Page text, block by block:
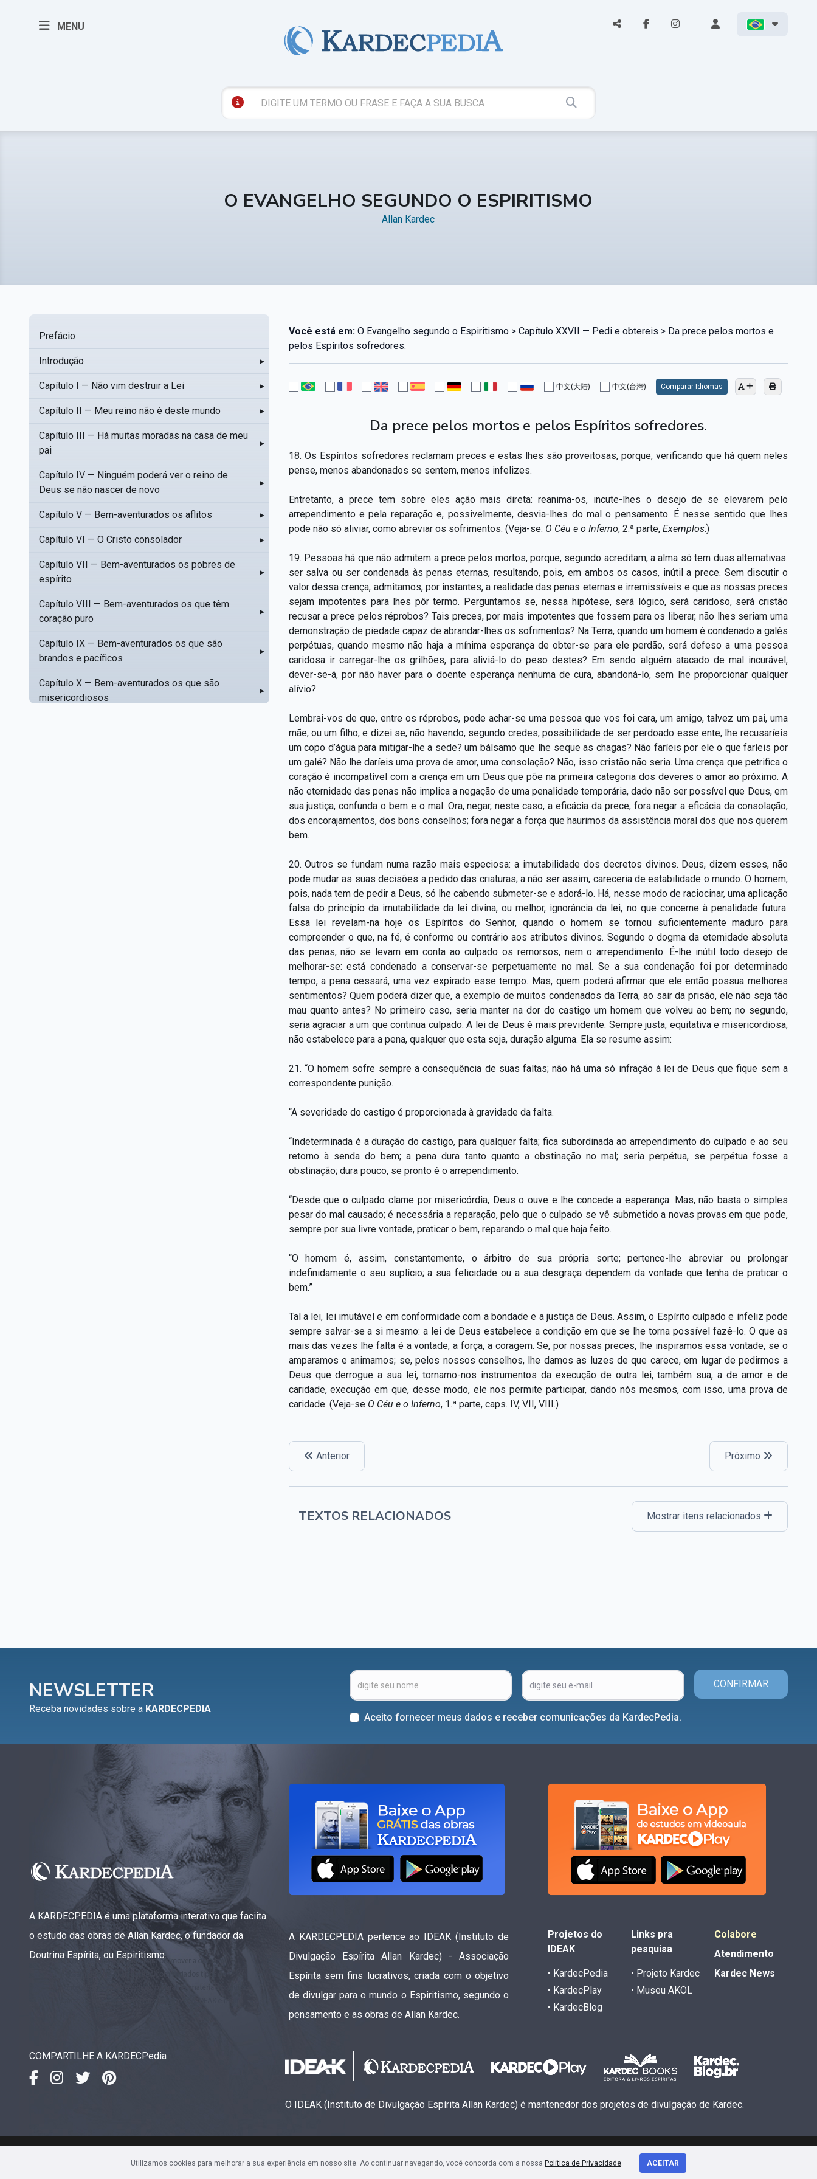
MENU
O EVANGELHO SEGUNDO O ESPIRITISMO
Allan Kardec
Prefácio
Introdução ▸
Capítulo I — Não vim destruir a Lei ▸
Capítulo II — Meu reino não é deste mundo ▸
Capítulo III — Há muitas moradas na casa de meu
pai
▸
Capítulo IV — Ninguém poderá ver o reino de
Deus se não nascer de novo
▸
Capítulo V — Bem-aventurados os aflitos ▸
Capítulo VI — O Cristo consolador ▸
Capítulo VII — Bem-aventurados os pobres de
espírito
▸
Capítulo VIII — Bem-aventurados os que têm
coração puro
▸
Capítulo IX — Bem-aventurados os que são
brandos e pacíficos
▸
Capítulo X — Bem-aventurados os que são
misericordiosos
▸
Você está em:O Evangelho segundo o Espiritismo > Capítulo XXVII — Pedi e obtereis > Da prece pelos mortos e
pelos Espíritos sofredores.
中文(大陆) 中文(台灣) Comparar Idiomas
Da prece pelos mortos e pelos Espíritos sofredores.
18. Os Espíritos sofredores reclamam preces e estas lhes são proveitosas, porque, verificando que há quem neles
pense, menos abandonados se sentem, menos infelizes.
Entretanto, a prece tem sobre eles ação mais direta: reanima-os, incute-lhes o desejo de se elevarem pelo
arrependimento e pela reparação e, possivelmente, desvia-lhes do mal o pensamento. É nesse sentido que lhes
pode não só aliviar, como abreviar os sofrimentos. (Veja-se: O Céu e o Inferno, 2.ª parte, Exemplos.)
19. Pessoas há que não admitem a prece pelos mortos, porque, segundo acreditam, a alma só tem duas alternativas:
ser salva ou ser condenada às penas eternas, resultando, pois, em ambos os casos, inútil a prece. Sem discutir o
valor dessa crença, admitamos, por instantes, a realidade das penas eternas e irremissíveis e que as nossas preces
sejam impotentes para lhes pôr termo. Perguntamos se, nessa hipótese, será lógico, será caridoso, será cristão
recusar a prece pelos réprobos? Tais preces, por mais impotentes que fossem para os liberar, não lhes seriam uma
demonstração de piedade capaz de abrandar-lhes os sofrimentos? Na Terra, quando um homem é condenado a galés
perpétuas, quando mesmo não haja a mínima esperança de obter-se para ele perdão, será defeso a uma pessoa
caridosa ir carregar-lhe os grilhões, para aliviá-lo do peso destes? Em sendo alguém atacado de mal incurável,
dever-se-á, por não haver para o doente esperança nenhuma de cura, abandoná-lo, sem lhe proporcionar qualquer
alívio?
Lembrai-vos de que, entre os réprobos, pode achar-se uma pessoa que vos foi cara, um amigo, talvez um pai, uma
mãe, ou um filho, e dizei se, não havendo, segundo credes, possibilidade de ser perdoado esse ente, lhe recusaríeis
um copo d’água para mitigar-lhe a sede? um bálsamo que lhe seque as chagas? Não faríeis por ele o que faríeis por
um galé? Não lhe daríeis uma prova de amor, uma consolação? Não, isso cristão não seria. Uma crença que petrifica o
coração é incompatível com a crença em um Deus que põe na primeira categoria dos deveres o amor ao próximo. A
não eternidade das penas não implica a negação de uma penalidade temporária, dado não ser possível que Deus, em
sua justiça, confunda o bem e o mal. Ora, negar, neste caso, a eficácia da prece, fora negar a eficácia da consolação,
dos encorajamentos, dos bons conselhos; fora negar a força que haurimos da assistência moral dos que nos querem
bem.
20. Outros se fundam numa razão mais especiosa: a imutabilidade dos decretos divinos. Deus, dizem esses, não
pode mudar as suas decisões a pedido das criaturas; a não ser assim, careceria de estabilidade o mundo. O homem,
pois, nada tem de pedir a Deus, só lhe cabendo submeter-se e adorá-lo. Há, nesse modo de raciocinar, uma aplicação
falsa do princípio da imutabilidade da lei divina, ou melhor, ignorância da lei, no que concerne à penalidade futura.
Essa lei revelam-na hoje os Espíritos do Senhor, quando o homem se tornou suficientemente maduro para
compreender o que, na fé, é conforme ou contrário aos atributos divinos. Segundo o dogma da eternidade absoluta
das penas, não se levam em conta ao culpado os remorsos, nem o arrependimento. É-lhe inútil todo desejo de
melhorar-se: está condenado a conservar-se perpetuamente no mal. Se a sua condenação foi por determinado
tempo, a pena cessará, uma vez expirado esse tempo. Mas, quem poderá afirmar que ele então possua melhores
sentimentos? Quem poderá dizer que, a exemplo de muitos condenados da Terra, ao sair da prisão, ele não seja tão
mau quanto antes? No primeiro caso, seria manter na dor do castigo um homem que volveu ao bem; no segundo,
seria agraciar a um que continua culpado. A lei de Deus é mais previdente. Sempre justa, equitativa e misericordiosa,
não estabelece para a pena, qualquer que esta seja, duração alguma. Ela se resume assim:
21. “O homem sofre sempre a consequência de suas faltas; não há uma só infração à lei de Deus que fique sem a
correspondente punição.
“A severidade do castigo é proporcionada à gravidade da falta.
“Indeterminada é a duração do castigo, para qualquer falta; fica subordinada ao arrependimento do culpado e ao seu
retorno à senda do bem; a pena dura tanto quanto a obstinação no mal; seria perpétua, se perpétua fosse a
obstinação; dura pouco, se pronto é o arrependimento.
“Desde que o culpado clame por misericórdia, Deus o ouve e lhe concede a esperança. Mas, não basta o simples
pesar do mal causado; é necessária a reparação, pelo que o culpado se vê submetido a novas provas em que pode,
sempre por sua livre vontade, praticar o bem, reparando o mal que haja feito.
“O homem é, assim, constantemente, o árbitro de sua própria sorte; pertence-lhe abreviar ou prolongar
indefinidamente o seu suplício; a sua felicidade ou a sua desgraça dependem da vontade que tenha de praticar o
bem.”
Tal a lei, lei imutável e em conformidade com a bondade e a justiça de Deus. Assim, o Espírito culpado e infeliz pode
sempre salvar-se a si mesmo: a lei de Deus estabelece a condição em que se lhe torna possível fazê-lo. O que as
mais das vezes lhe falta é a vontade, a força, a coragem. Se, por nossas preces, lhe inspiramos essa vontade, se o
amparamos e animamos; se, pelos nossos conselhos, lhe damos as luzes de que carece, em lugar de pedirmos a
Deus que derrogue a sua lei, tornamo-nos instrumentos da execução de outra lei, também sua, a de amor e de
caridade, execução em que, desse modo, ele nos permite participar, dando nós mesmos, com isso, uma prova de
caridade. (Veja-se O Céu e o Inferno, 1.ª parte, caps. IV, VII, VIII.)
Anterior Próximo
TEXTOS RELACIONADOS Mostrar itens relacionados
NEWSLETTER
Receba novidades sobre a KARDECPEDIA
CONFIRMAR
Aceito fornecer meus dados e receber comunicações da KardecPedia.
A KARDECPEDIA é uma plataforma interativa que faciita
o estudo das obras de Allan Kardec, o fundador da
Doutrina Espírita, ou Espiritismo.
A KARDECPEDIA pertence ao IDEAK (Instituto de
Divulgação Espírita Allan Kardec) - Associação
Espírita sem fins lucrativos, criada com o objetivo
de divulgar para o mundo o Espiritismo, segundo o
pensamento e as obras de Allan Kardec.
Projetos do
IDEAK
• KardecPedia
• KardecPlay
• KardecBlog
Links pra
pesquisa
• Projeto Kardec
• Museu AKOL
Colabore
Atendimento
Kardec News
COMPARTILHE A KARDECPedia
O IDEAK (Instituto de Divulgação Espírita Allan Kardec) é mantenedor dos projetos de divulgação de Kardec.
Av. Sete de Setembro, 4923 • Sala 1704 • Centro • CEP 80240-000 • Curitiba, PR
Utilizamos cookies para melhorar a sua experiência em nosso site. Ao continuar navegando, você concorda com a nossa Política de Privacidade. ACEITAR